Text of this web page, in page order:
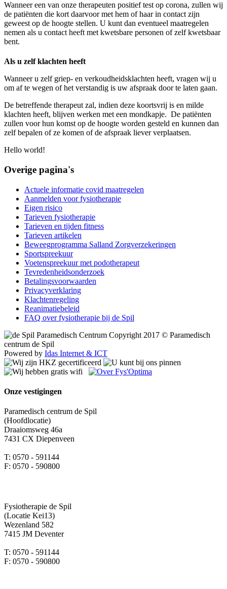
Wanneer een van onze therapeuten positief test op corona, zullen wij
de patiënten die kort daarvoor met hem of haar in contact zijn
geweest op de hoogte stellen. U kunt dan eventueel maatregelen
nemen als u contact heeft met kwetsbare personen of zelf kwetsbaar
bent.
Als u zelf klachten heeft
Wanneer u zelf griep- en verkoudheidsklachten heeft, vragen wij u
om af te wegen of het verstandig is uw afspraak door te laten gaan.
De betreffende therapeut zal, indien deze koortsvrij is en milde
klachten heeft, blijven werken met een mondkapje. De patiënten
zullen voor hun komst op de hoogte worden gesteld en kunnen dan
zelf bepalen of ze komen of de afspraak liever verplaatsen.
Hello world!
Overige pagina's
Actuele informatie covid maatregelen
Aanmelden voor fysiotherapie
Eigen risico
Tarieven fysiotherapie
Tarieven en tijden fitness
Tarieven artikelen
Beweegprogramma Salland Zorgverzekeringen
Sportspreekuur
Voetenspreekuur met podotherapeut
Tevredenheidsonderzoek
Betalingsvoorwaarden
Privacyverklaring
Klachtenregeling
Reanimatiebeleid
FAQ over fysiotherapie bij de Spil
Copyright 2017 © Paramedisch
centrum de Spil
Powered by Idas Internet & ICT
Onze vestigingen
Paramedisch centrum de Spil
(Hoofdlocatie)
Draaiomsweg 46a
7431 CX Diepenveen
T: 0570 - 591144
F: 0570 - 590800
Fysiotherapie de Spil
(Locatie Kei13)
Wezenland 582
7415 JM Deventer
T: 0570 - 591144
F: 0570 - 590800